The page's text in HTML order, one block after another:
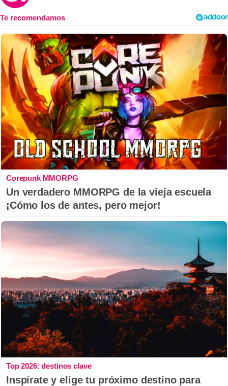
Corepunk MMORPG
Un verdadero MMORPG de la vieja escuela
¡Cómo los de antes, pero mejor!
Top 2026: destinos clave
Inspírate y elige tu próximo destino para